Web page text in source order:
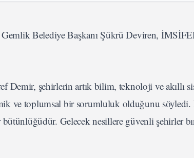
Gemlik Belediye Başkanı Şükrü Deviren,
şehirlerin artık bilim, teknoloji ve akıllı
ve toplumsal bir sorumluluk olduğunu söyledi.
Gelecek nesillere güvenli şehirler